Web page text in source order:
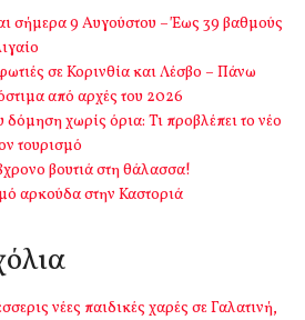
σήμερα 9 Αυγούστου – Έως 39 βαθμούς
σε Κορινθία και Λέσβο – Πάνω
από αρχές του 2026
δόμηση χωρίς όρια: Τι προβλέπει το νέο
τουρισμό
βουτιά στη θάλασσα!
αρκούδα στην Καστοριά
νέες παιδικές χαρές σε Γαλατινή,